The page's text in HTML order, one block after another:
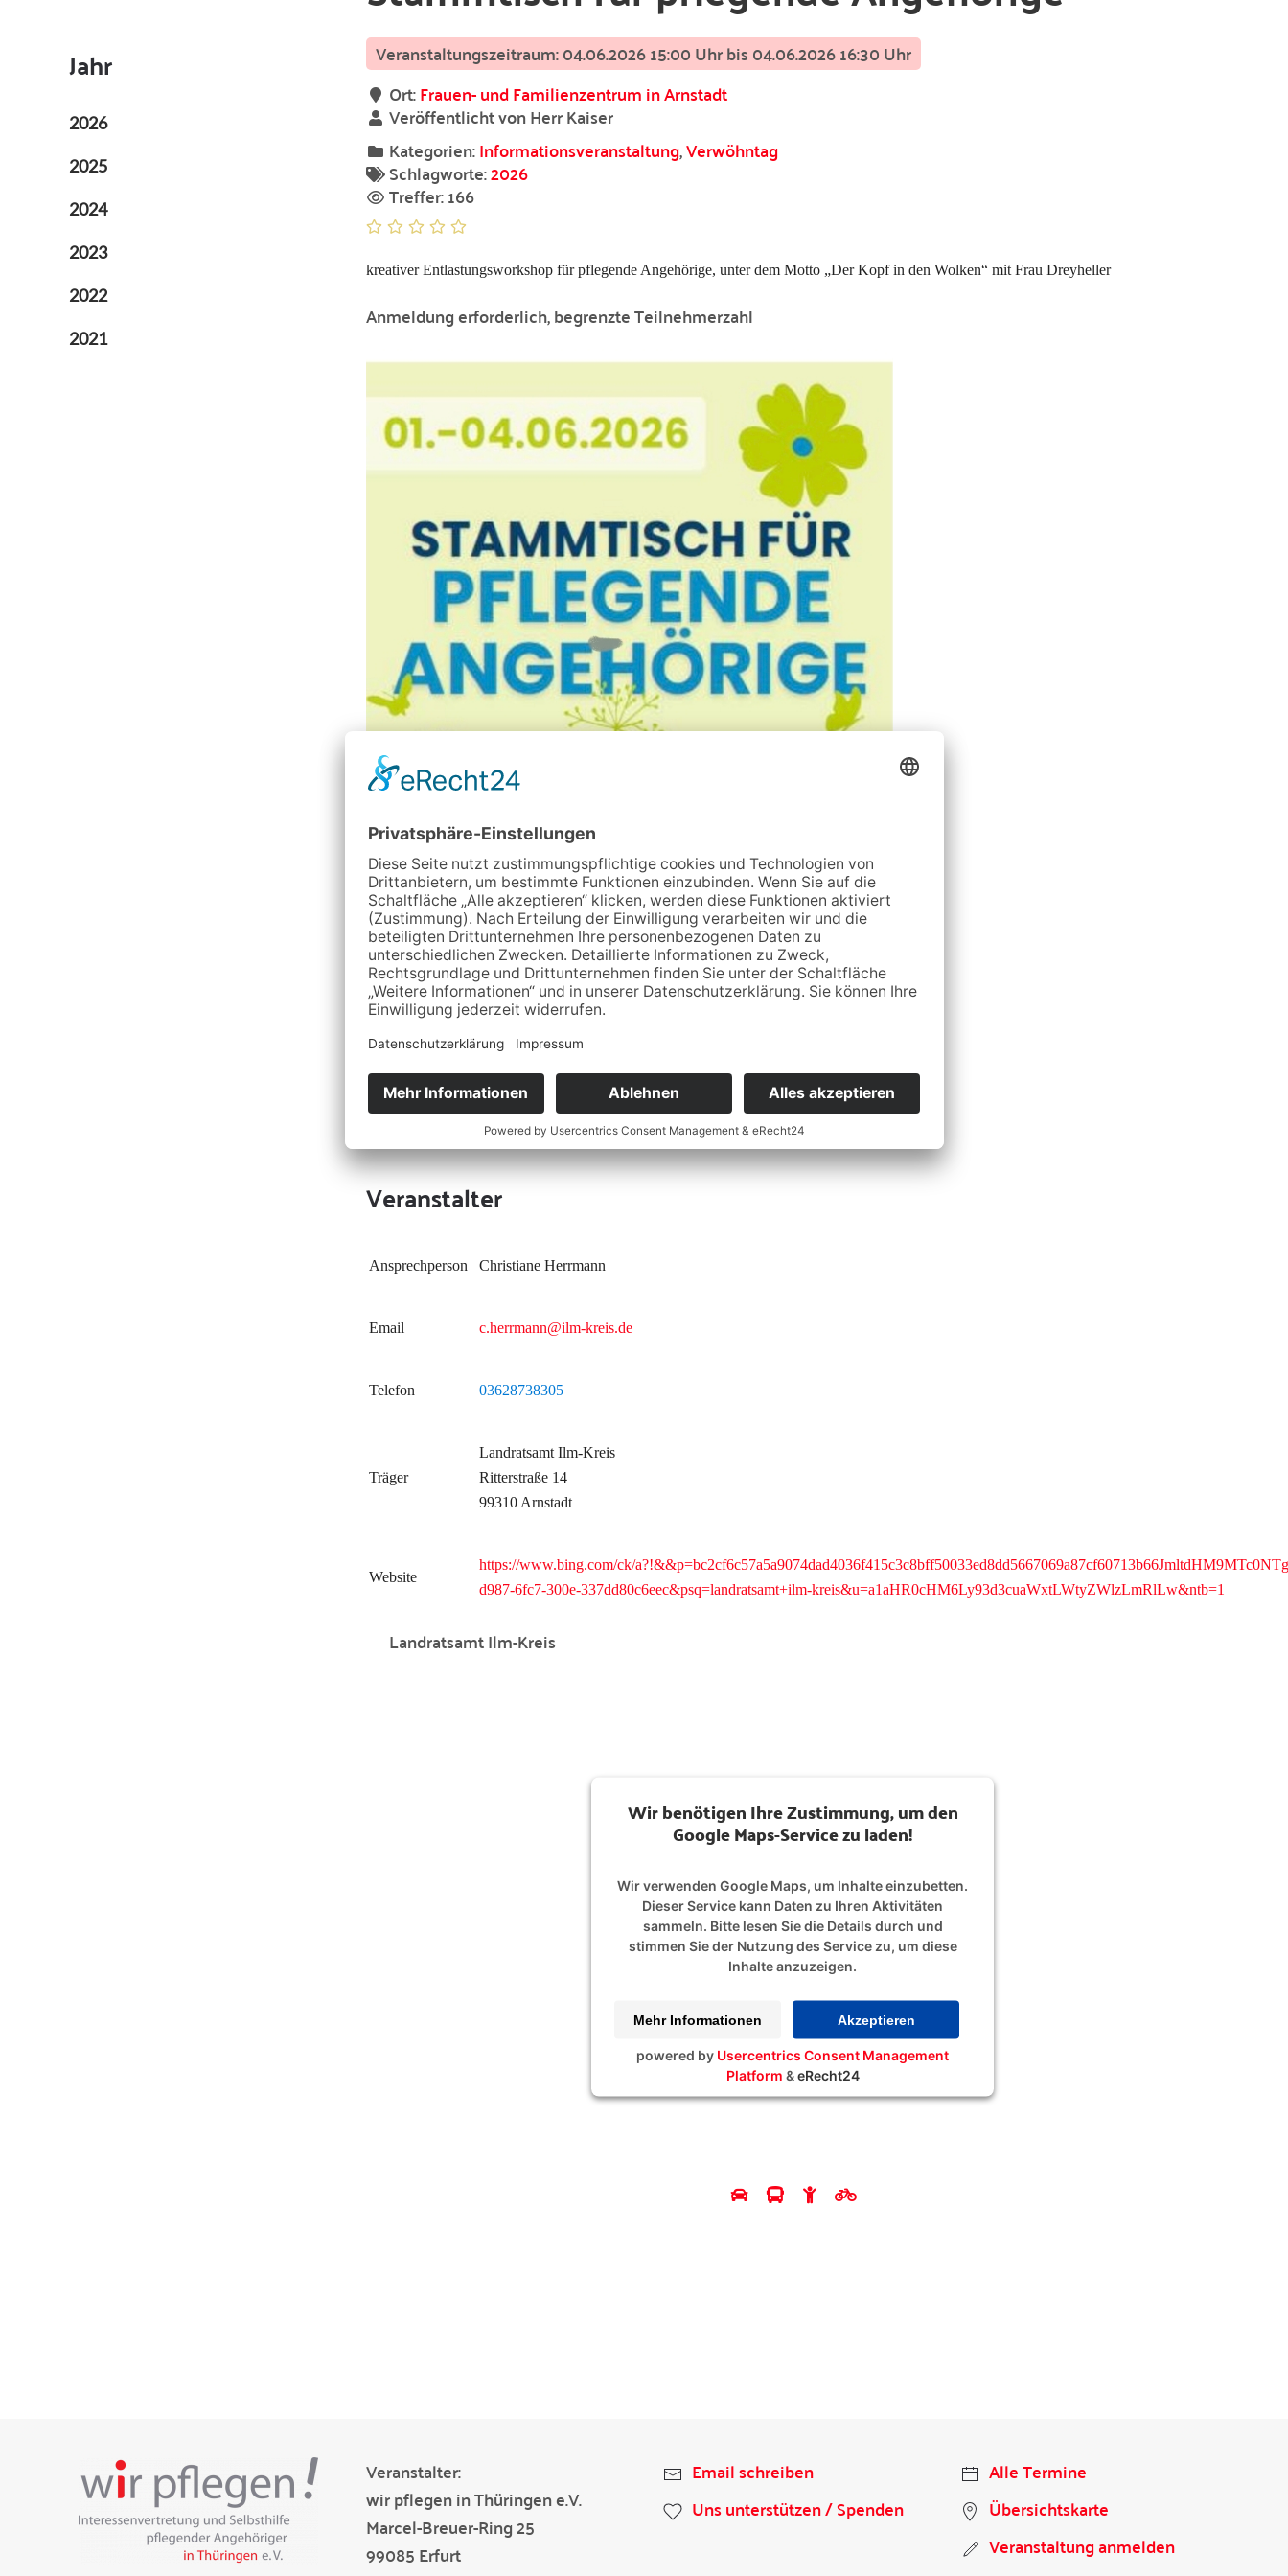
04.06.2026 15:00 Uhr bis04.06.2026 16:30 Uhr
Ort:Frauen- und Familienzentrum in Arnstadt
Veröffentlicht von Herr Kaiser
Kategorien:Informationsveranstaltung,Verwöhntag
Schlagworte:2026
Treffer: 166
kreativer Entlastungsworkshop für pflegende Angehörige, unter dem Motto „Der Kopf in den Wolken“ mit Frau Dreyheller
Anmeldung erforderlich, begrenzte Teilnehmerzahl
Veranstalter
Ansprechperson Christiane Herrmann
Email c.herrmann@ilm-kreis.de
Telefon 03628738305
Träger
Landratsamt Ilm-Kreis
Ritterstraße 14
99310 Arnstadt
Website
https://www.bing.com/ck/
d987-6fc7-300e-337dd80c6eec&psq=landratsamt+ilm-kreis&u=a1aHR0cHM6Ly93d3cuaWxtLWtyZWlzLmRlLw&ntb=1
Landratsamt Ilm-Kreis
Wir benötigen Ihre Zustimmung, um den
Google Maps-Service zu laden!
Wir verwenden Google Maps, um Inhalte einzubetten.
Dieser Service kann Daten zu Ihren Aktivitäten
sammeln. Bitte lesen Sie die Details durch und
stimmen Sie der Nutzung des Service zu, um diese
Inhalte anzuzeigen.
Mehr Informationen Akzeptieren
powered by Usercentrics Consent Management
Platform &eRecht24
Jahr
2026
2025
2024
2023
2022
2021
Veranstalter:
wir pflegen in Thüringen e.V.
Marcel-Breuer-Ring 25
99085 Erfurt
Email schreiben
Uns unterstützen / Spenden
Alle Termine
Übersichtskarte
Veranstaltung anmelden